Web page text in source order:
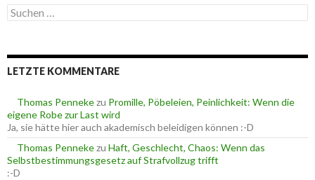
g
o
n
S
u
e
n
c
h
:
LETZTE KOMMENTARE
Thomas Pennekezu Promille, Pöbeleien, Peinlichkeit: Wenn die
eigene Robe zur Last wird
Ja, sie hätte hier auch akademisch beleidigen können :-D
Thomas Pennekezu Haft, Geschlecht, Chaos: Wenn das
Selbstbestimmungsgesetz auf Strafvollzug trifft
:-D